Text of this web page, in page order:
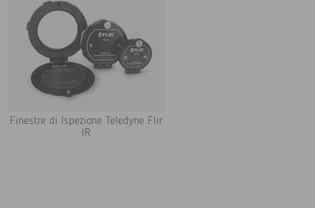
Finestre di Ispezione Teledyne Flir
IR